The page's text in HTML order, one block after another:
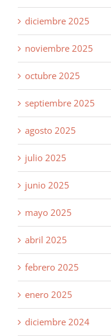
diciembre 2025
noviembre 2025
octubre 2025
septiembre 2025
agosto 2025
julio 2025
junio 2025
mayo 2025
abril 2025
febrero 2025
enero 2025
diciembre 2024